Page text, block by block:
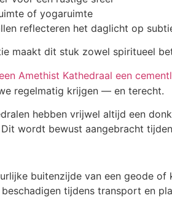
of yogaruimte
reflecteren het daglicht op
maakt dit stuk zowel spiritueel
Amethist Kathedraal een
regelmatig krijgen — en terecht.
hebben vrijwel altijd een
wordt bewust aangebracht
buitenzijde van een geode
tijdens transport en